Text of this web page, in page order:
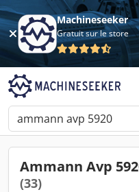
Machineseeker
Gratuit sur le store
Ammann Avp
(33)